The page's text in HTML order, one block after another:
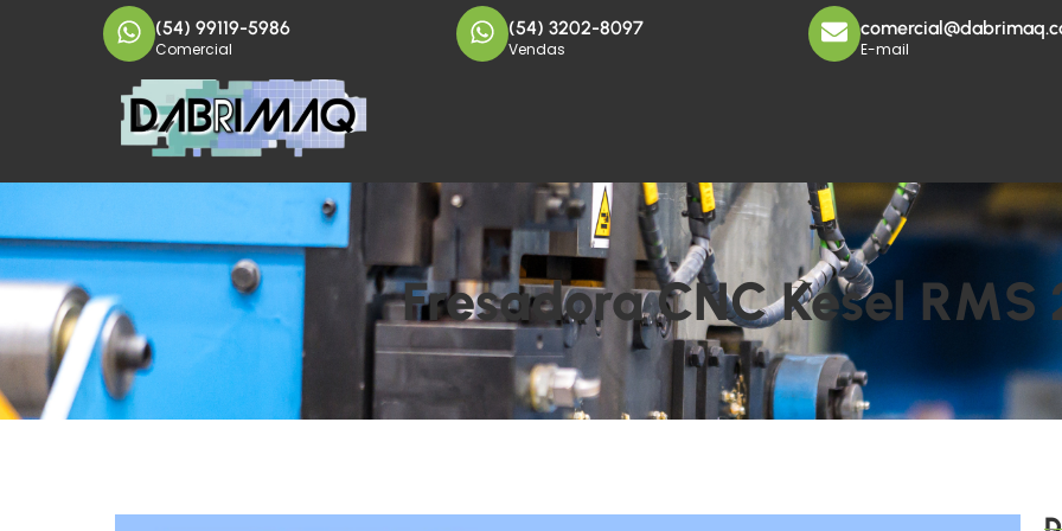
(54) 99119-5986
Comercial
(54) 3202-8097
Vendas E-mail
Fresadora CNC Kesel RMS